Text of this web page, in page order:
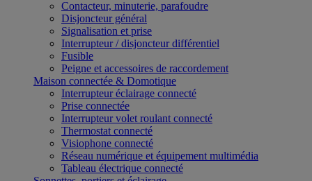
Contacteur, minuterie, parafoudre
Disjoncteur général
Signalisation et prise
Interrupteur / disjoncteur différentiel
Fusible
Peigne et accessoires de raccordement
Maison connectée & Domotique
Interrupteur éclairage connecté
Prise connectée
Interrupteur volet roulant connecté
Thermostat connecté
Visiophone connecté
Réseau numérique et équipement multimédia
Tableau électrique connecté